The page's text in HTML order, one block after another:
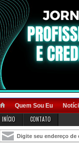
Quem Sou Eu
INÍCIO CONTATO